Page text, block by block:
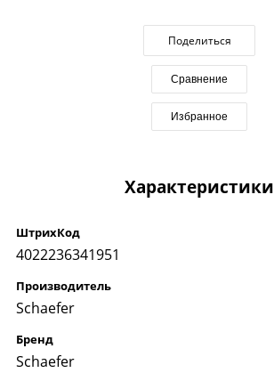
Поделиться
Сравнение
Избранное
Характеристики
ШтрихКод
4022236341951
Производитель
Schaefer
Бренд
Schaefer